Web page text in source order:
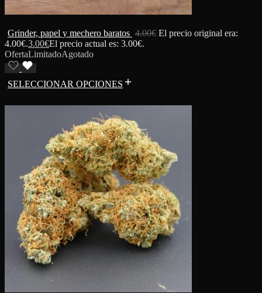
Grinder, papel y mechero baratos 4.00€ El precio original era:
4.00€.3.00€El precio actual es: 3.00€.
OfertaLimitadoAgotado
SELECCIONAR OPCIONES